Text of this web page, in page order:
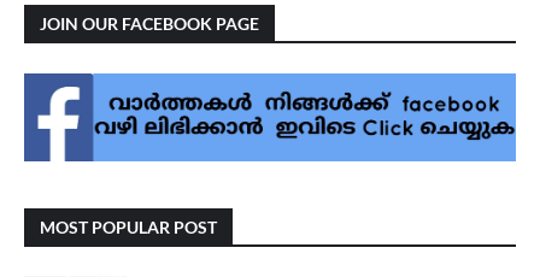
JOIN OUR FACEBOOK PAGE
MOST POPULAR POST